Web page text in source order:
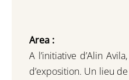
Area :
A l’initiative d’Alin Avila,
d’exposition. Un lieu